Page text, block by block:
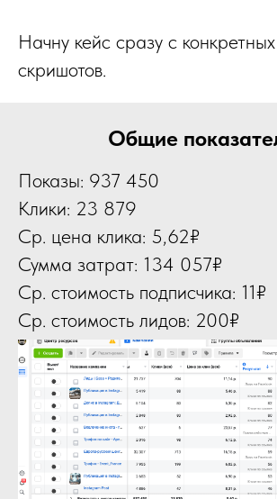
Начну кейс сразу с
скришотов.
Общие
Показы: 937 450
Клики: 23 879
Ср. цена клика: 5,62₽
Сумма затрат: 134 057₽
Ср. стоимость подписчика: 11₽
Ср. стоимость лидов: 200₽